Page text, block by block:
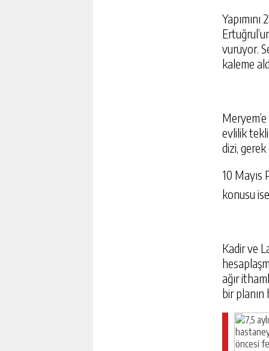
vuruyor.
kaleme
evlilik
dizi,
10 Mayıs
konusu
Kadir ve
ağır
bir planın